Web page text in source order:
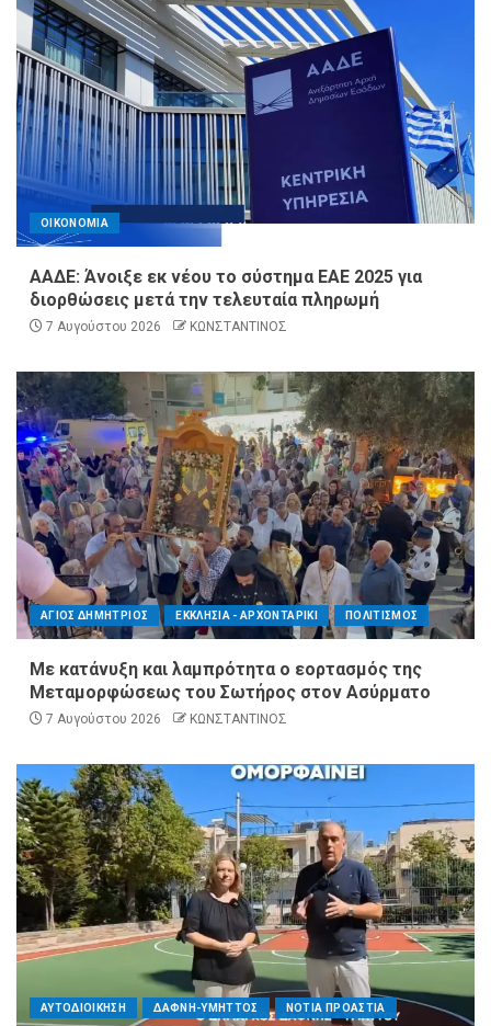
ΟΙΚΟΝΟΜΙΑ
ΑΑΔΕ: Άνοιξε εκ νέου το σύστημα ΕΑΕ 2025 για
διορθώσεις μετά την τελευταία πληρωμή
7 Αυγούστου 2026 ΚΩΝΣΤΑΝΤΙΝΟΣ
ΑΓΙΟΣ ΔΗΜΗΤΡΙΟΣ ΕΚΚΛΗΣΙΑ - ΑΡΧΟΝΤΑΡΙΚΙ ΠΟΛΙΤΙΣΜΟΣ
Με κατάνυξη και λαμπρότητα ο εορτασμός της
Μεταμορφώσεως του Σωτήρος στον Ασύρματο
7 Αυγούστου 2026 ΚΩΝΣΤΑΝΤΙΝΟΣ
ΑΥΤΟΔΙΟΙΚΗΣΗ ΔΑΦΝΗ-ΥΜΗΤΤΟΣ ΝΟΤΙΑ ΠΡΟΑΣΤΙΑ